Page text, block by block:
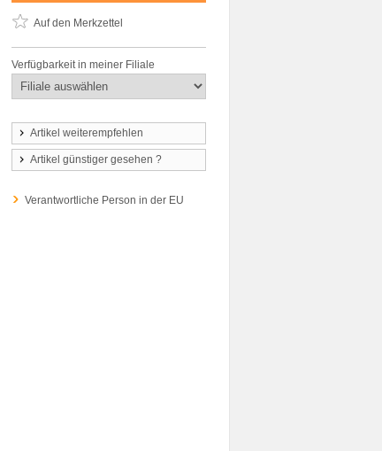
Auf den Merkzettel
Verfügbarkeit in meiner Filiale
Artikel weiterempfehlen
Artikel günstiger gesehen ?
Verantwortliche Person in der EU